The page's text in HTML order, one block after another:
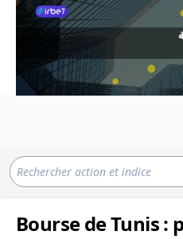
Bourse de Tunis :